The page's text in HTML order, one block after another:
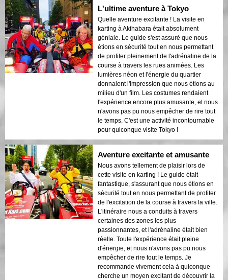
L'ultime aventure à Tokyo
Quelle aventure excitante ! La visite en
karting à Akihabara était absolument
géniale. Le guide s'est assuré que nous
étions en sécurité tout en nous permettant
de profiter pleinement de l'adrénaline de la
course à travers les rues animées. Les
lumières néon et l'énergie du quartier
donnaient l'impression que nous étions au
milieu d'un film. Les costumes rendaient
l'expérience encore plus amusante, et nous
n'avons pas pu nous empêcher de rire tout
le temps. C'est une activité incontournable
pour quiconque visite Tokyo !
Aventure excitante et amusante
Nous avons tellement de plaisir lors de
cette visite en karting ! Le guide était
fantastique, s'assurant que nous étions en
sécurité tout en nous permettant de profiter
de l'excitation de la course à travers la ville.
L'itinéraire nous a conduits à travers
certaines des zones les plus
passionnantes, et l'adrénaline était bien
réelle. Toute l'expérience était pleine
d'énergie, et nous n'avons pas pu nous
empêcher de rire tout le temps. Je
recommande vivement cela à quiconque
cherche un moyen excitant de découvrir la